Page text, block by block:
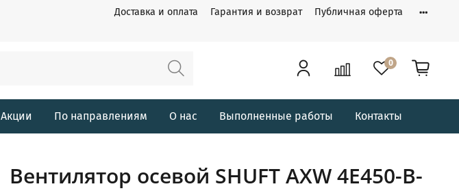
Доставка и оплата Гарантия и возврат Публичная оферта
0
Акции По направлениям О нас Выполненные работы Контакты
Вентилятор осевой SHUFT AXW 4E450-B-